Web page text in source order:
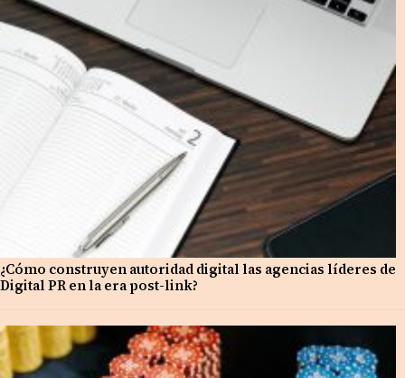
¿Cómo construyen autoridad digital las agencias líderes de
Digital PR en la era post-link?